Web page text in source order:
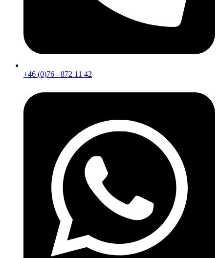
+46 (0)76 - 872 11 42